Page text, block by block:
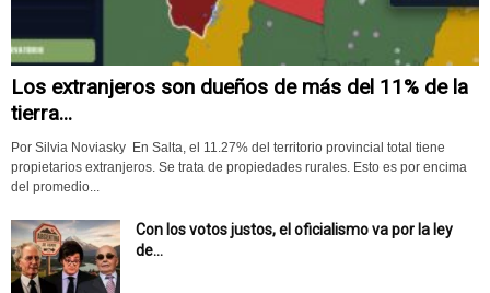
Los extranjeros son dueños de más del 11% de la
tierra...
Por Silvia Noviasky En Salta, el 11.27% del territorio provincial total tiene
propietarios extranjeros. Se trata de propiedades rurales. Esto es por encima
del promedio...
Con los votos justos, el oficialismo va por la ley
de...